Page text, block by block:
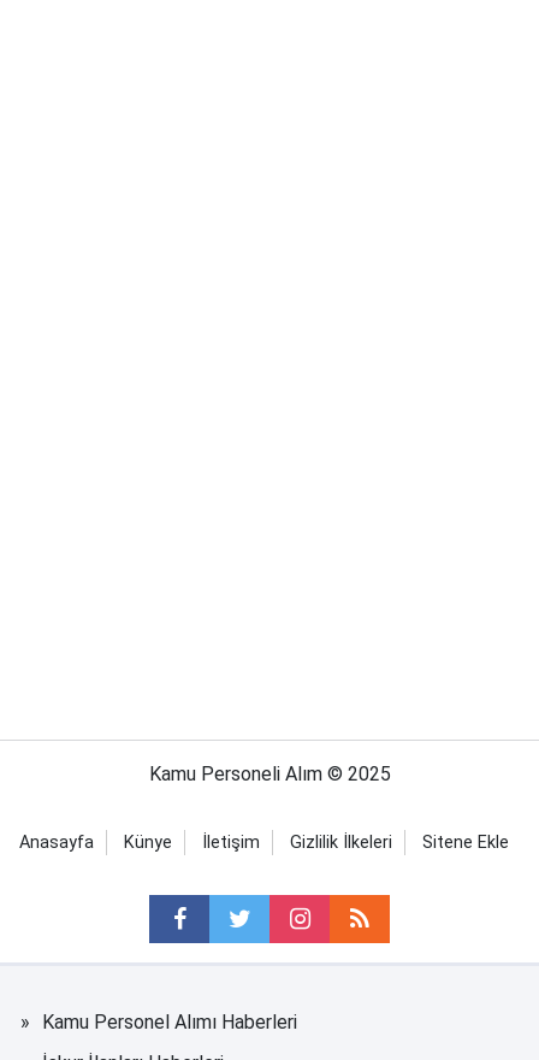
Kamu Personeli Alım © 2025
Anasayfa Künye İletişim Gizlilik İlkeleri Sitene Ekle
Kamu Personel Alımı Haberleri